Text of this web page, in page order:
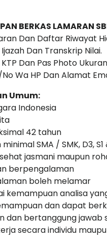
BERKAS LAMARAN
Dan Daftar Riwayat
Dan Transkrip Nilai.
Dan Pas Photo
Wa HP Dan Alamat
Umum:
Indonesia
42 tahun
minimal SMA / SMK, D3,
jasmani maupun
berpengalaman
boleh melamar
kemampuan analisa
dan dapat
dan bertanggung
secara individu